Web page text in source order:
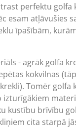
perfektu golfa
esam atļāvušies
īpašībām,
- agrāk golfa
kokvilnas
Tomēr golfa
izturīgākiem
kustību brīvību
cita starpā